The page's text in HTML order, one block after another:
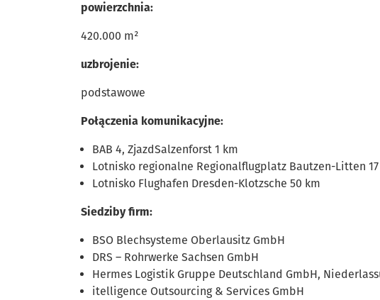
powierzchnia:
420.000 m²
uzbrojenie:
podstawowe
Połączenia komunikacyjne:
BAB 4, ZjazdSalzenforst 1 km
Lotnisko regionalne Regionalflugplatz Bautzen-Litten
Lotnisko Flughafen Dresden-Klotzsche 50 km
Siedziby firm:
BSO Blechsysteme Oberlausitz GmbH
DRS – Rohrwerke Sachsen GmbH
Hermes Logistik Gruppe Deutschland GmbH,
itelligence Outsourcing & Services GmbH